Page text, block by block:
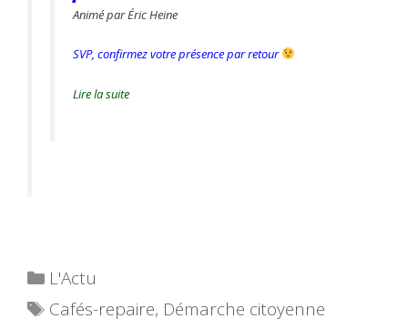
Animé par Éric Heine
SVP, confirmez votre présence par retour
Lire la suite
Catégories
L'Actu
Étiquettes
Cafés-repaire, Démarche citoyenne